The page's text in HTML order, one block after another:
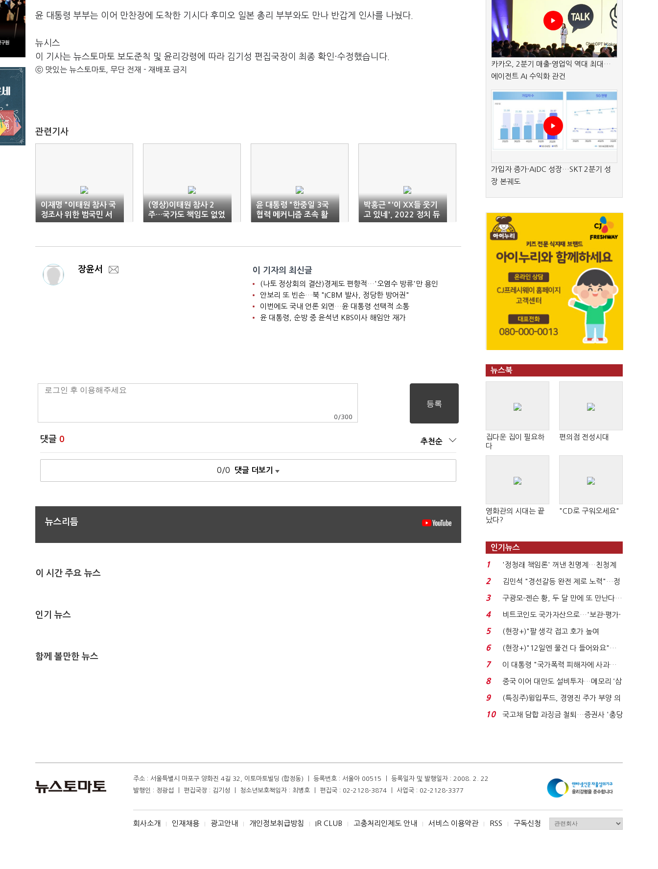
윤 대통령 부부는 이어 만찬장에 도착한 기시다 후미오 일본 총리 부부와도 만나 반갑게 인사를 나눴다.
뉴시스
이 기사는 뉴스토마토 보도준칙 및 윤리강령에 따라 김기성 편집국장이 최종 확인·수정했습니다.
ⓒ 맛있는 뉴스토마토, 무단 전재 - 재배포 금지
관련기사
이재명 "이태원 참사 국
정조사 위한 범국민 서
명운동"
(영상)이태원 참사 2
주…국가도 책임도 없었
다
윤 대통령 "한중일 3국
협력 메커니즘 조속 활
성화 기대"
박홍근 "'이 XX들 웃기
고 있네', 2022 정치 듀
오 히트어"
장윤서 이 기자의 최신글
(나토 정상회의 결산)경제도 편향적…'오염수 방류'만 용인
안보리 또 빈손…북 "ICBM 발사, 정당한 방어권"
이번에도 국내 언론 외면…윤 대통령 선택적 소통
윤 대통령, 순방 중 윤석년 KBS이사 해임안 재가
0 /300
댓글 0 추천순
0/0 댓글 더보기
뉴스리듬
이 시간 주요 뉴스
인기 뉴스
함께 볼만한 뉴스
카카오, 2분기 매출·영업익 역대 최대…
에이전트 AI 수익화 관건
가입자 증가·AIDC 성장…SKT 2분기 성
장 본궤도
뉴스북
집다운 집이 필요하
다
편의점 전성시대
영화관의 시대는 끝
났다?
"CD로 구워오세요"
인기뉴스
1
'정청래 책임론' 꺼낸 친명계…친청계
는 추가투표 때리기...
2
김민석 "경선갈등 완전 제로 노력"…정
청래 "반명 공세 사...
3
구광모-젠슨 황, 두 달 만에 또 만난다…
로봇·AI 등 논...
4
비트코인도 국가자산으로…'보관·평가·
처분' 기준은 ...
5
(현장+)"팔 생각 접고 호가 높여
요"…'덜 똘똘한 한 채' 20...
6
(현장+)"12일엔 물건 다 들어와요"…
빈 매대 채우며 문 연 ...
7
이 대통령 "국가폭력 피해자에 사과…
적극적 조사로 진...
8
중국 이어 대만도 설비투자…메모리 ‘삼
국전쟁’
9
(특징주)윙입푸드, 경영진 주가 부양 의
지에 상한가...
10
국고채 담합 과징금 철퇴…증권사 '충당
주소 : 서울특별시 마포구 양화진 4길 32, 이토마토빌딩 (합정동) ㅣ 등록번호 : 서울아 00515 ㅣ 등록일자 및 발행일자 : 2008. 2. 22
발행인 : 정광섭 ㅣ 편집국장 : 김기성 ㅣ 청소년보호책임자 : 최병호 ㅣ 편집국 : 02-2128-3874 ㅣ 사업국 : 02-2128-3377
회사소개 I 인재채용 I 광고안내 I 개인정보취급방침 I IR CLUB I 고충처리인제도 안내 I 서비스 이용약관 I RSS I 구독신청